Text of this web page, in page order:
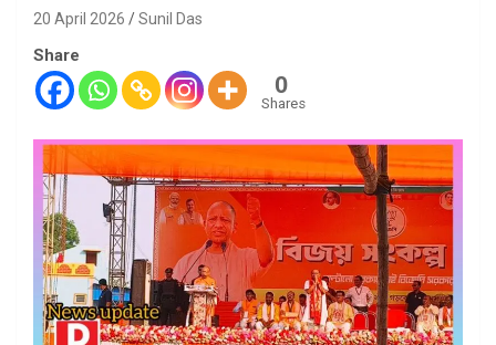
20 April 2026 Sunil Das
Share
0
Shares